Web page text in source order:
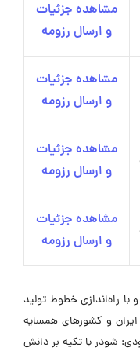
مشاهده جزئیات
و ارسال رزومه
مشاهده جزئیات
و ارسال رزومه
مشاهده جزئیات
و ارسال رزومه
مشاهده جزئیات
و ارسال رزومه
1370 تأسیس شد و با راه‌اندازی خطوط تولید
و کشورهای همسایه
شودر با تکیه بر دانش